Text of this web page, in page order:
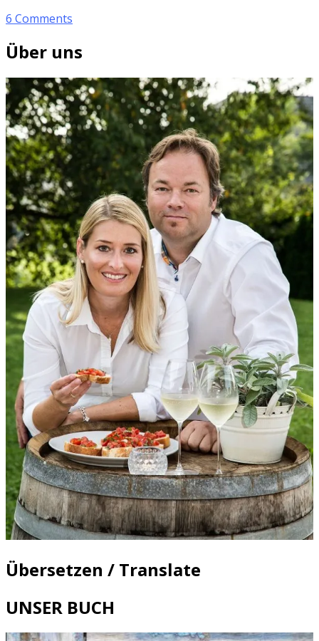
6 Comments
Über uns
Übersetzen / Translate
UNSER BUCH